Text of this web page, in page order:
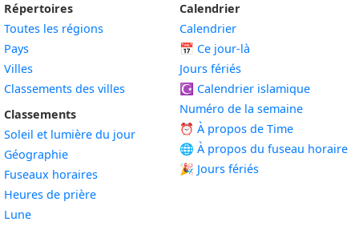
Répertoires
Toutes les régions
Pays
Villes
Classements des villes
Classements
Soleil et lumière du jour
Géographie
Fuseaux horaires
Heures de prière
Lune
Calendrier
Calendrier
📅 Ce jour-là
Jours fériés
☪️ Calendrier islamique
Numéro de la semaine
⏰ À propos de Time
🌐 À propos du fuseau horaire
🎉 Jours fériés